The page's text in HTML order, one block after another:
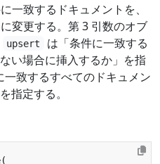
一致するドキュメントを、
変更する。第 3 引数のオブ
upsert
は「条件に一致する
い場合に挿入するか」を指
一致するすべてのドキュメン
指定する。